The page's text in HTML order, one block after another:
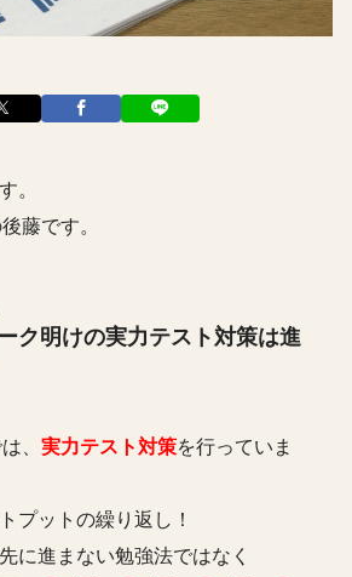
。
藤です。
ク明けの実力テスト対策は進
、 実力テスト対策を行っていま
プットの繰り返し！
に進まない勉強法ではなく